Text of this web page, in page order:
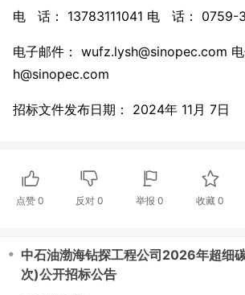
电 话： 13783111041 电 话： 0759-
电子邮件： wufz.lysh@sinopec.com
h@sinopec.com
招标文件发布日期： 2024年 11月 7日
点赞 0 反对0 举报 0 收藏 0
・ 中石油渤海钻探工程公司2026年超细
次)公开招标公告